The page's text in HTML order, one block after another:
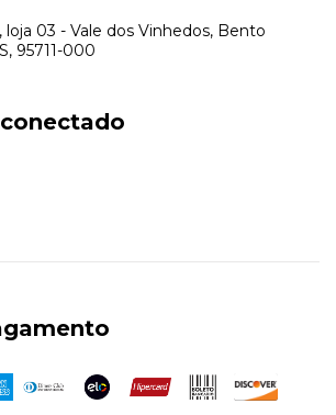
loja 03 - Vale dos Vinhedos, Bento
95711-000